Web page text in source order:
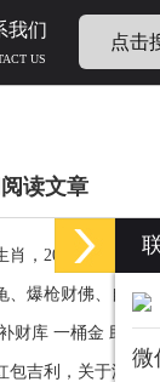
我们
US
点击
读文章
肖，2024年什么生
、爆枪财佛、自身
财库 一桶金 助力
包吉利，关于添丁份
微